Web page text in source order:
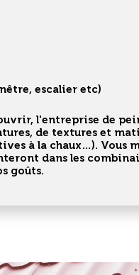
escalier etc)
l'entreprise de
de textures et
à la chaux…). Vous
dans les
goûts.